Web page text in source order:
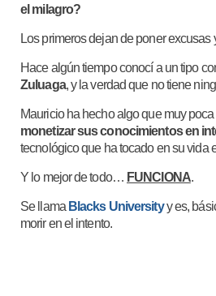
el milagro?
Los primeros dejan de poner
Hace algún tiempo conocí a un tipo
Zuluaga, y la verdad que no tiene
Mauricio ha hecho algo que muy
monetizar sus conocimientos en
tecnológico que ha tocado en su vida
Y lo mejor de todo… FUNCIONA.
Se llama Blacks Universityy es,
morir en el intento.